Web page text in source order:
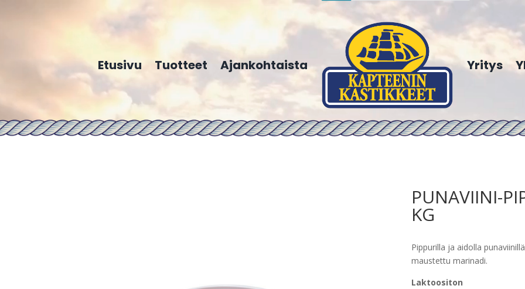
Etusivu Tuotteet Ajankohtaista Yritys
PUNAVIINI-
KG
Pippurilla ja aidolla punaviinillä
maustettu marinadi.
Laktoositon